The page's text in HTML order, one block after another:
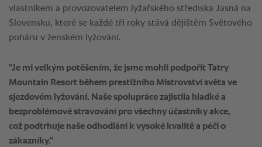
"Je mi velkým potěšením, že jsme mohli podpořit Tatry
Mountain Resort během prestižního Mistrovství světa ve
sjezdovém lyžování. Naše spolupráce zajistila hladké a
bezproblémové stravování pro všechny účastníky akce,
což podtrhuje naše odhodlání k vysoké kvalitě a péči o
zákazníky."